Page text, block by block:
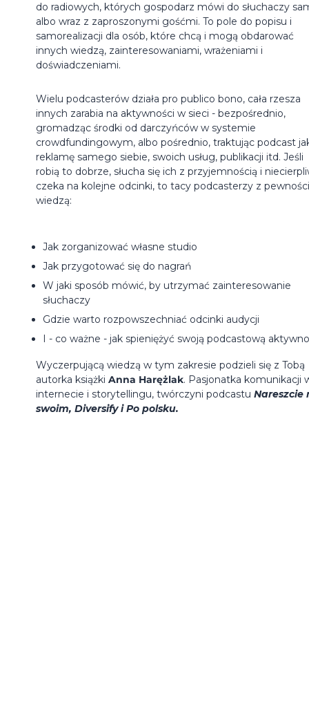
do radiowych, których gospodarz mówi do słuchaczy
albo wraz z zaproszonymi gośćmi. To pole do popisu i
samorealizacji dla osób, które chcą i mogą obdarować
innych wiedzą, zainteresowaniami, wrażeniami i
doświadczeniami.
Wielu podcasterów działa pro publico bono, cała rzesza
innych zarabia na aktywności w sieci - bezpośrednio,
gromadząc środki od darczyńców w systemie
crowdfundingowym, albo pośrednio, traktując podcast
reklamę samego siebie, swoich usług, publikacji itd. Jeśli
robią to dobrze, słucha się ich z przyjemnością i
czeka na kolejne odcinki, to tacy podcasterzy z
wiedzą:
Jak zorganizować własne studio
Jak przygotować się do nagrań
W jaki sposób mówić, by utrzymać zainteresowanie
słuchaczy
Gdzie warto rozpowszechniać odcinki audycji
I - co ważne - jak spieniężyć swoją podcastową
Wyczerpującą wiedzą w tym zakresie podzieli się z Tobą
autorka książki Anna Harężlak. Pasjonatka komunikacji
internecie i storytellingu, twórczyni podcastu Nareszcie
swoim, Diversify i Po polsku.